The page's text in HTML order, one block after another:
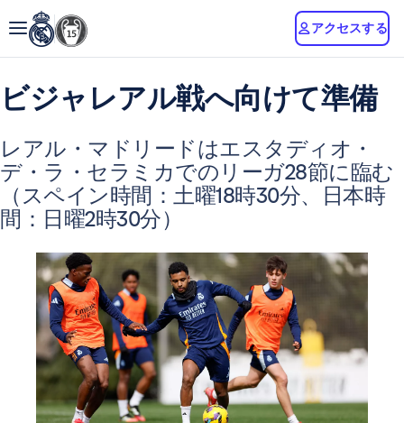
アクセスする
ビジャレアル戦へ向けて準備
レアル・マドリードはエスタディオ・
デ・ラ・セラミカでのリーガ28節に臨む
（スペイン時間：土曜18時30分、日本時
間：日曜2時30分）